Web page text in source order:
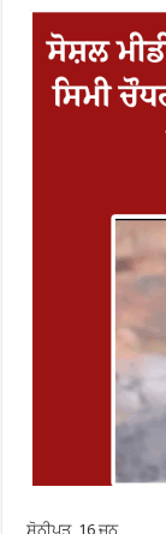
ਸੋਨੀਪਤ, 16 ਜੂਨ